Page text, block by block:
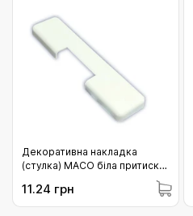
Декоративна накладка
(стулка) MACO біла притиску
54783 (41339)
11.24 грн